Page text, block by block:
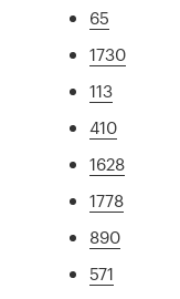
65
1730
113
410
1628
1778
890
571